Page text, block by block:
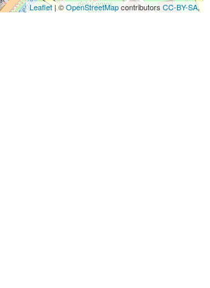
Leaflet| ©OpenStreetMapcontributors CC-BY-SA,